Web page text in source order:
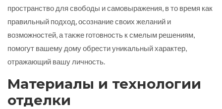
пространство для свободы и самовыражения, в то время как
правильный подход, осознание своих желаний и
возможностей, а также готовность к смелым решениям,
помогут вашему дому обрести уникальный характер,
отражающий вашу личность.
Материалы и технологии
отделки